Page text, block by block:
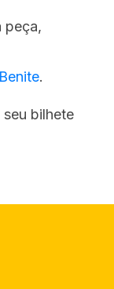
peça,
.
bilhete